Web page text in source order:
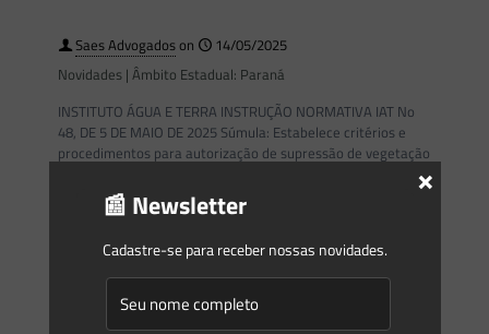
Saes Advogadoson
14/05/2025
Novidades | Âmbito Estadual: Paraná
INSTITUTO ÁGUA E TERRA INSTRUÇÃO NORMATIVA IAT No
48, DE 5 DE MAIO DE 2025 Súmula: Estabelece critérios e
procedimentos para autorização de supressão de vegetação
Saes Advogadoson
14/05/2025
📰 Newsletter
Cadastre-se para receber nossas novidades.
×